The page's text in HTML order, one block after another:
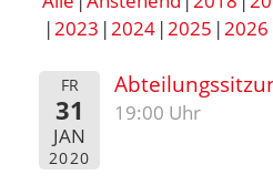
2023 2024 2025 2026
FR
31
JAN
2020
19:00 Uhr